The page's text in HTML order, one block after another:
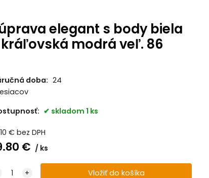
elegant s body biela
modrá veľ. 86
doba: 24
skladom 1 ks
€ bez DPH
€ ks